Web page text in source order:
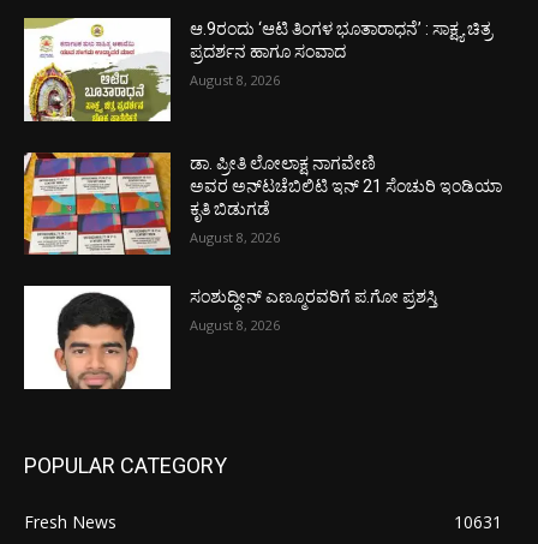
ಆ.9ರಂದು ‘ಆಟಿ ತಿಂಗಳ ಭೂತಾರಾಧನೆ’ : ಸಾಕ್ಷ್ಯ ಚಿತ್ರ
ಪ್ರದರ್ಶನ ಹಾಗೂ ಸಂವಾದ
August 8, 2026
ಡಾ. ಪ್ರೀತಿ ಲೋಲಾಕ್ಷ ನಾಗವೇಣಿ
ಅವರ ಅನ್‌ಟಚೆಬಿಲಿಟಿ ಇನ್ 21 ಸೆಂಚುರಿ ಇಂಡಿಯಾ
ಕೃತಿ ಬಿಡುಗಡೆ
August 8, 2026
ಸಂಶುದ್ಧೀನ್ ಎಣ್ಮೂರವರಿಗೆ ಪ.ಗೋ ಪ್ರಶಸ್ತಿ
August 8, 2026
POPULAR CATEGORY
Fresh News
10631